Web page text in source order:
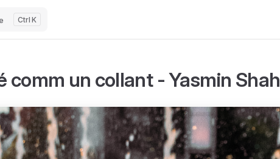
K
comm un collant - Yasmin Shah